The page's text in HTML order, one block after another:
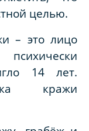
целью.
– это лицо
14 лет.
кражи